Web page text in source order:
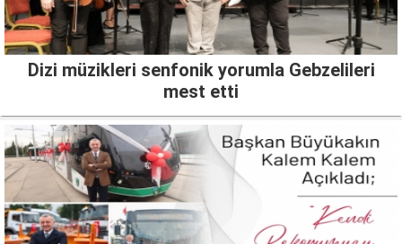
Dizi müzikleri senfonik yorumla Gebzelileri
mest etti